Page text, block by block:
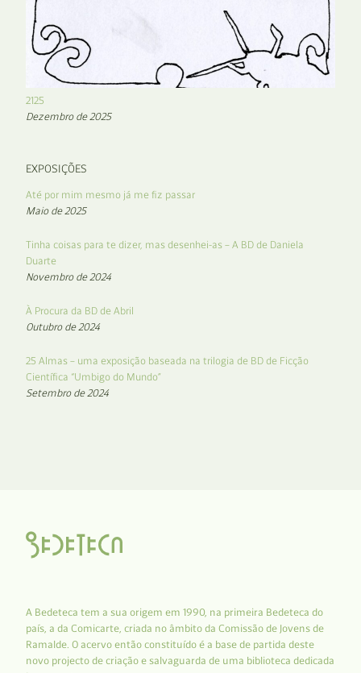
2125
Dezembro de 2025
EXPOSIÇÕES
Até por mim mesmo já me fiz passar
Maio de 2025
Tinha coisas para te dizer, mas desenhei-as – A BD de Daniela
Duarte
Novembro de 2024
À Procura da BD de Abril
Outubro de 2024
25 Almas – uma exposição baseada na trilogia de BD de Ficção
Científica “Umbigo do Mundo”
Setembro de 2024
A Bedeteca tem a sua origem em 1990, na primeira Bedeteca do
país, a da Comicarte, criada no âmbito da Comissão de Jovens de
Ramalde. O acervo então constituído é a base de partida deste
novo projecto de criação e salvaguarda de uma biblioteca dedicada